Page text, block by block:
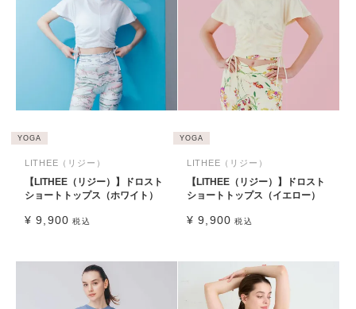
YOGA
LITHEE（リジー）
【LITHEE（リジー）】ドロスト
ショートトップス（ホワイト）
¥ 9,900 税込
YOGA
LITHEE（リジー）
【LITHEE（リジー）】ドロスト
ショートトップス（イエロー）
¥ 9,900 税込